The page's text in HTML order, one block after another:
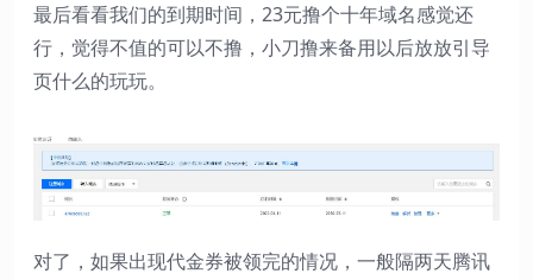
最后看看我们的到期时间，23元撸个十年域名感觉还
行，觉得不值的可以不撸，小刀撸来备用以后放放引导
页什么的玩玩。
对了，如果出现代金券被领完的情况，一般隔两天腾讯